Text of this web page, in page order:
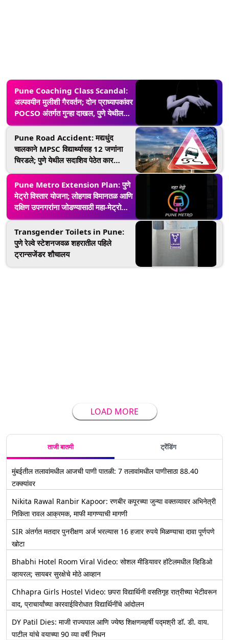
Pune Coaching Class Scandal:
अल्पवयीन मुलीशी गैरवर्तन; दोन प्राध्यापकांवर
POCSO अंतर्गत गुन्हा दाखल, पुणे येथील
घटना
Pune Road Accident: मद्यधुंद
चालकाने MPSC विद्यार्थ्यासह 12 जणांना
चिरडले; पुणे येथील सदाशिव पेठेत कार
अपघात
Pune Metro Extension Plan: पुणे
मेट्रो विस्तार योजना; लोहगाव विमानतळ आणि
दक्षिण उपनगरांना जोडण्यासाठी महा-मेट्रो
नवीन कॉरिडॉर विचाराधीन
Transgender Toilets in Pune:
पुणे रेल्वे स्टेशनजवळ शहरातील पहिले
ट्रान्सजेंडर शौचालय
LOAD MORE
ताजी बातमी ट्रेंडिंग
मुंबईतील तलावांमधील आजची पाणी पातळी: 7 तलावांमधील पाणीसाठा 88.40
टक्क्यांवर
Nikita Rawal Ranbir Kapoor: रणबीर कपूरच्या जुन्या वक्तव्यावर अभिनेत्री
निकिता रावल आक्रमक, माफी मागण्याची मागणी
SIR अंतर्गत मतदार पुनरीक्षण अर्ज भरल्यास 16 हजार रुपये मिळण्याचा दावा पूर्णपणे
खोटा
Bhabhi Hotel Room Viral Video: सोशल मीडियावर हॉटेलमधील व्हिडिओ
व्हायरल; सायबर सुरक्षेचे मोठे आव्हान
Chhapra Girls Hostel Video: छपरा विद्यार्थिनी वसतिगृह रात्रीच्या भेटीवरून
वाद, प्राचार्यांच्या कारवाईविरोधात विद्यार्थिनींचे आंदोलन
DY Patil Dies: माजी राज्यपाल आणि ज्येष्ठ शिक्षणमहर्षी पद्मश्री डॉ. डी. वाय.
पाटील यांचे वयाच्या 90 व्या वर्षी निधन